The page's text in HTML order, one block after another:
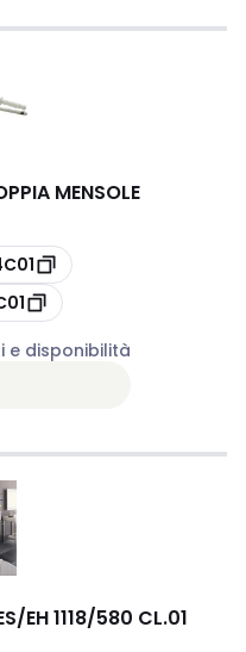
MENSOLE
e disponibilità
EH 1118/580 CL.01